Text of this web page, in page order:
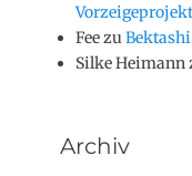
Feezu
Silke Heimann
Archiv